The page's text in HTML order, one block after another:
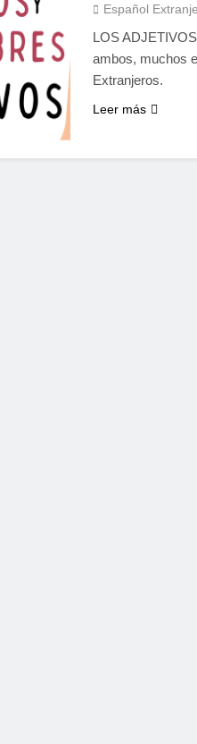
Español
LOS
ambos, muchos
Extranjeros.
Leer más